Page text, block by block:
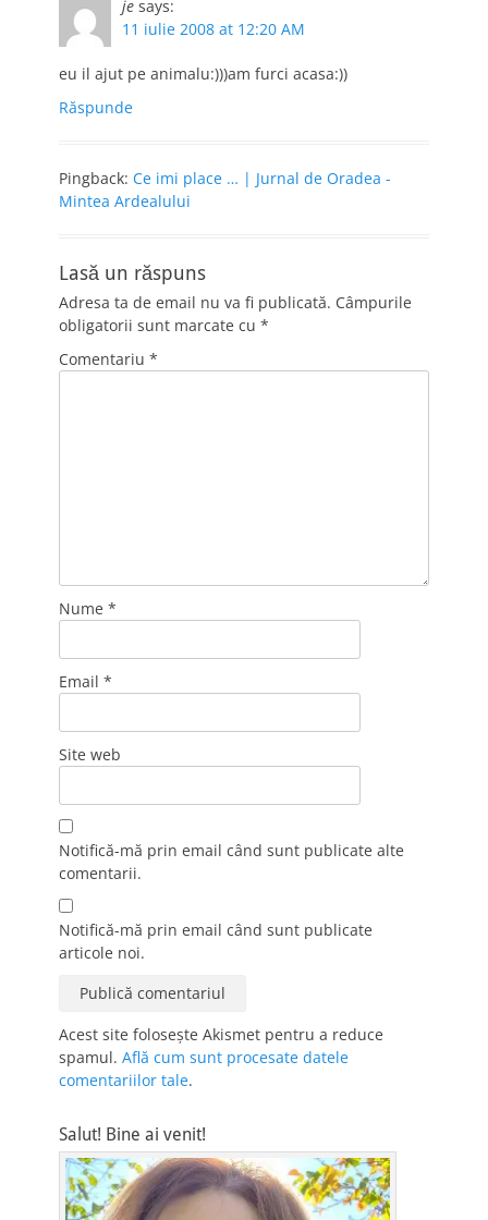
je says:
11 iulie 2008 at 12:20 AM
eu il ajut pe animalu:)))am furci acasa:))
Răspunde
Pingback: Ce imi place … | Jurnal de Oradea -
Mintea Ardealului
Lasă un răspuns
Adresa ta de email nu va fi publicată. Câmpurile
obligatorii sunt marcate cu *
Comentariu *
Nume *
Email *
Site web
Notifică-mă prin email când sunt publicate alte
comentarii.
Notifică-mă prin email când sunt publicate
articole noi.
Acest site folosește Akismet pentru a reduce
spamul. Află cum sunt procesate datele
comentariilor tale.
Salut! Bine ai venit!